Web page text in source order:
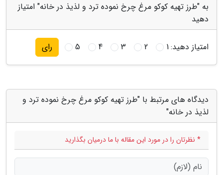
به "طرز تهیه کوکو مرغ چرخ نموده ترد و لذیذ در خانه" امتیاز
دهید
امتیاز دهید:1
2
3
4
5 رای
دیدگاه های مرتبط با "طرز تهیه کوکو مرغ چرخ نموده ترد و
لذیذ در خانه"
* نظرتان را در مورد این مقاله با ما درمیان بگذارید